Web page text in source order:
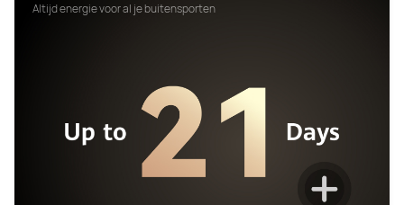
Altijd energie voor al je buitensporten